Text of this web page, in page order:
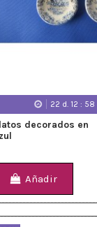
22 d. 12 :58
decorados en
Añadir